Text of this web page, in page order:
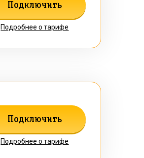
Подключить
Подробнее о тарифе
Подключить
Подробнее о тарифе